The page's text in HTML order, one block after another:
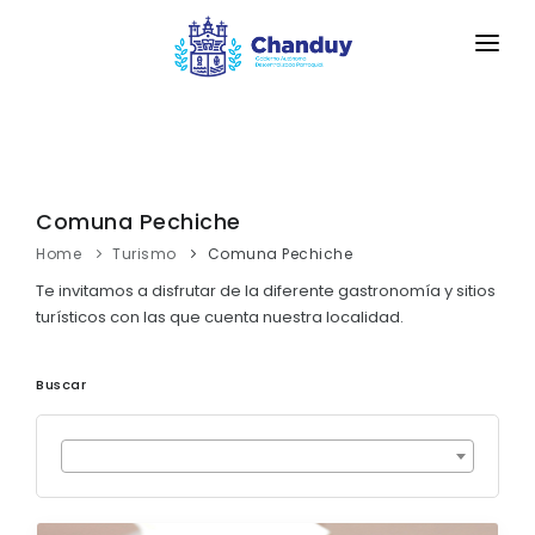
RESEÑA HISTÓRICA
Historia Actual
Himno a la Parroquia Chanduy
GAD
TRANSPARENCIA
NEW
GESTIÓN INSTITUCIONAL
Sesiones Ordinarias
Sesiones Extraordinarias
Resoluciones
MECANISMOS DE PARTICIPACIÓN
Solicitud de acceso información pública
TURISMO
Comuna Pechiche
Home Turismo Comuna Pechiche
Te invitamos a disfrutar de la diferente gastronomía y sitios
turísticos con las que cuenta nuestra localidad.
Buscar